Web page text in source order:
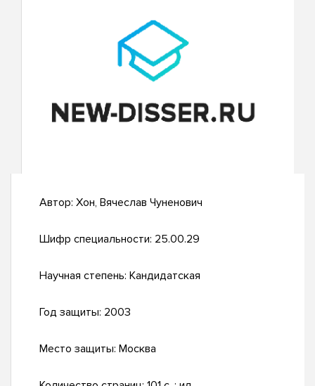
Автор: Хон, Вячеслав Чуненович
Шифр специальности: 25.00.29
Научная степень: Кандидатская
Год защиты: 2003
Место защиты: Москва